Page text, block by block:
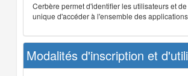
Cerbère permet d'identifier les utilisateurs et
unique d'accéder à l'ensemble des
Modalités d'inscription et